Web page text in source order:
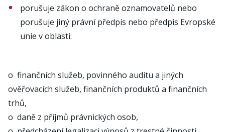
porušuje zákon o ochraně oznamovatelů nebo
porušuje jiný právní předpis nebo předpis Evropské
unie v oblasti:
o finančních služeb, povinného auditu a jiných
ověřovacích služeb, finančních produktů a finančních
trhů,
o daně z příjmů právnických osob,